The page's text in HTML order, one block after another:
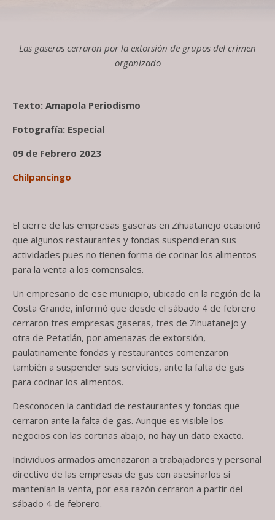
Las gaseras cerraron por la extorsión de grupos del crimen
organizado
Texto: Amapola Periodismo
Fotografía: Especial
09 de Febrero 2023
Chilpancingo
El cierre de las empresas gaseras en Zihuatanejo ocasionó
que algunos restaurantes y fondas suspendieran sus
actividades pues no tienen forma de cocinar los alimentos
para la venta a los comensales.
Un empresario de ese municipio, ubicado en la región de la
Costa Grande, informó que desde el sábado 4 de febrero
cerraron tres empresas gaseras, tres de Zihuatanejo y
otra de Petatlán, por amenazas de extorsión,
paulatinamente fondas y restaurantes comenzaron
también a suspender sus servicios, ante la falta de gas
para cocinar los alimentos.
Desconocen la cantidad de restaurantes y fondas que
cerraron ante la falta de gas. Aunque es visible los
negocios con las cortinas abajo, no hay un dato exacto.
Individuos armados amenazaron a trabajadores y personal
directivo de las empresas de gas con asesinarlos si
mantenían la venta, por esa razón cerraron a partir del
sábado 4 de febrero.